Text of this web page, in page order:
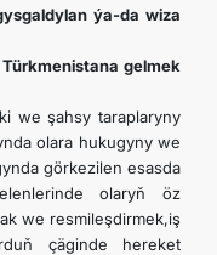
ýa-da wiza
gelmek
we şahsy taraplaryny
olara hukugyny we
görkezilen esasda
olaryň öz
we resmileşdirmek,iş
çäginde hereket